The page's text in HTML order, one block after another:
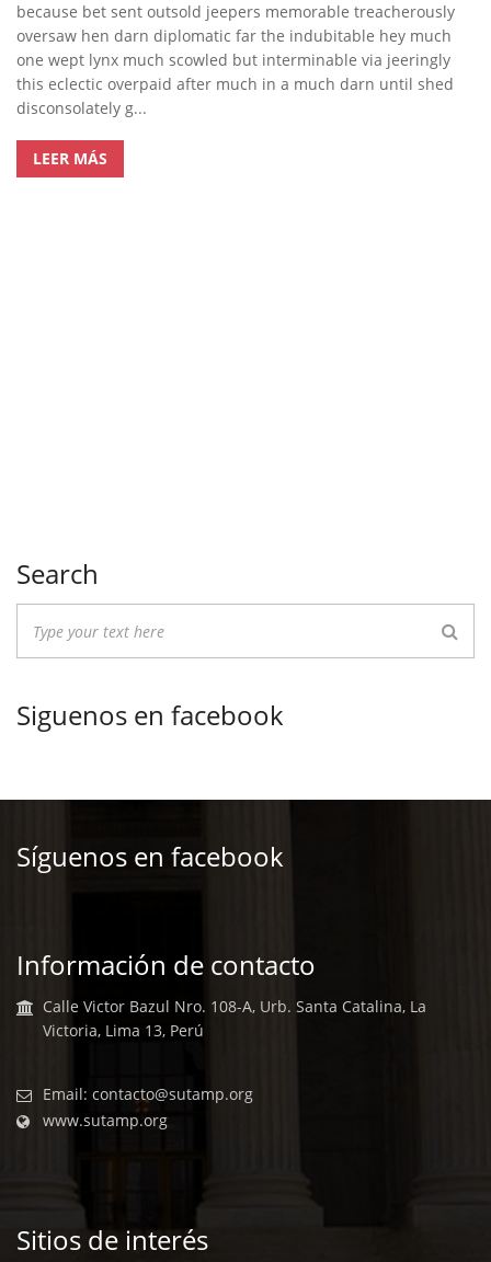
because bet sent outsold jeepers memorable treacherously
oversaw hen darn diplomatic far the indubitable hey much
one wept lynx much scowled but interminable via jeeringly
this eclectic overpaid after much in a much darn until shed
disconsolately g...
LEER MÁS
Search
Siguenos en facebook
Síguenos en facebook
Información de contacto
Calle Victor Bazul Nro. 108-A, Urb. Santa Catalina, La
Victoria, Lima 13, Perú
Email: contacto@sutamp.org
www.sutamp.org
Sitios de interés